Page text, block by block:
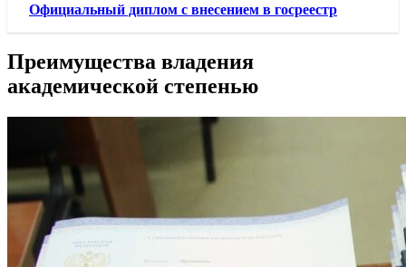
Официальный диплом с внесением в госреестр
Преимущества владения
академической степенью